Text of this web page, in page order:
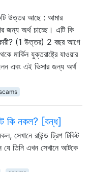
উত্তর আছে : আমার
জন্য অর্থ চাচ্ছে। এটি কি
(1 উত্তর) 2 বছর আগে
মার্কিন যুক্তরাষ্ট্রে যাওয়ার
এবং এই ভিসার জন্য অর্থ
কি নকল? [বন্ধ]
সেখানে রাউন্ড ট্রিপ টিকিট
তিনি এখন সেখানে আটকে